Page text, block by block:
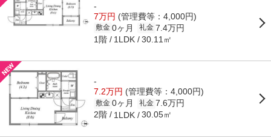
-
7万円 (管理費等：4,000円)
敷金 0ヶ月 礼金 7.4万円
1階 1LDK 30.11㎡
-
7.2万円 (管理費等：4,000円)
敷金 0ヶ月 礼金 7.6万円
2階 1LDK 30.05㎡